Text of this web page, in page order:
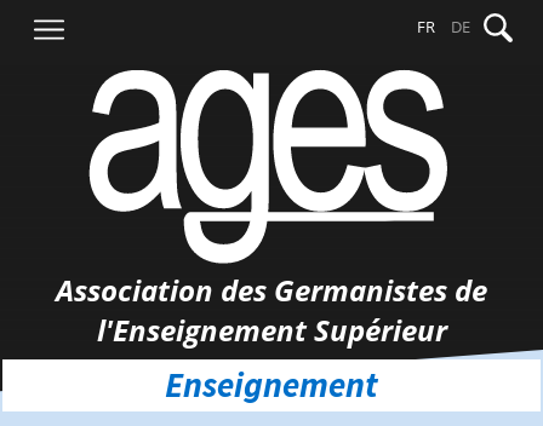
contenu
FR DE
Association des Germanistes de
l'Enseignement Supérieur
Enseignement